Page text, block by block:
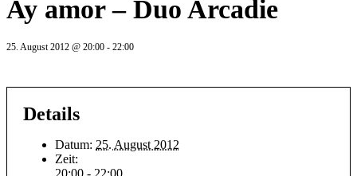
Ay amor – Duo Arcadie
25. August 2012 @ 20:00 - 22:00
Details
Datum: 25. August 2012
Zeit:
20:00 - 22:00